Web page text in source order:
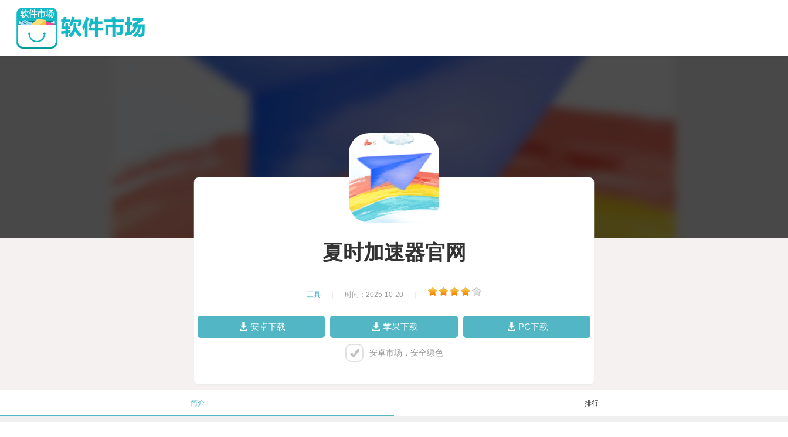
夏时加速器官网
工具 时间：2025-10-20
安卓下载 苹果下载 PC下载
安卓市场，安全绿色
简介 排行